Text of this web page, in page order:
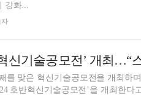
강화...
자
를 맞은 혁신기술공모전을 개최하